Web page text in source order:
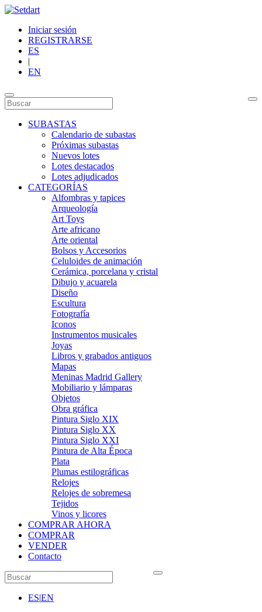
Iniciar sesión
REGISTRARSE
ES
|
EN
SUBASTAS
Calendario de subastas
Próximas subastas
Nuevos lotes
Lotes destacados
Lotes adjudicados
CATEGORÍAS
Alfombras y tapices
Arqueología
Art Toys
Arte africano
Arte oriental
Bolsos y Accesorios
Celuloides de animación
Cerámica, porcelana y cristal
Dibujo y acuarela
Diseño
Escultura
Fotografía
Iconos
Instrumentos musicales
Joyas
Libros y grabados antiguos
Mapas
Meninas Madrid Gallery
Mobiliario y lámparas
Objetos
Obra gráfica
Pintura Siglo XIX
Pintura Siglo XX
Pintura Siglo XXI
Pintura de Alta Época
Plata
Plumas estilográficas
Relojes
Relojes de sobremesa
Tejidos
Vinos y licores
COMPRAR AHORA
COMPRAR
VENDER
Contacto
ES|EN